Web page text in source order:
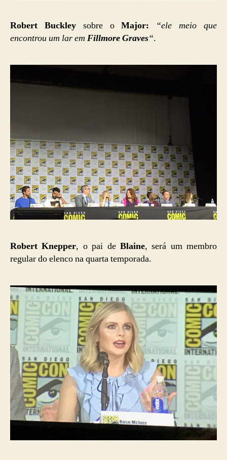
Robert Buckleysobre oMajor:
“ele meio que
encontrou um lar em Fillmore Graves“.
Robert Knepper, o pai de Blaine, será um membro
regular do elenco na quarta temporada.